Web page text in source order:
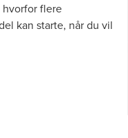
hvorfor flere
kan starte, når du vil